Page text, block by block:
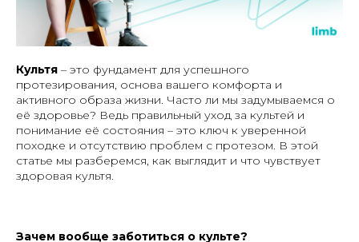
Культя – это фундамент для успешного
протезирования, основа вашего комфорта и
активного образа жизни. Часто ли мы задумываемся о
её здоровье? Ведь правильный уход за культей и
понимание её состояния – это ключ к уверенной
походке и отсутствию проблем с протезом. В этой
статье мы разберемся, как выглядит и что чувствует
здоровая культя.
Зачем вообще заботиться о культе?